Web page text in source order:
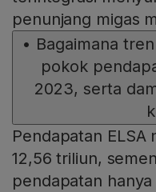
penunjang migas
• Bagaimana
pokok
2023, serta
Pendapatan ELSA
12,56 triliun,
pendapatan